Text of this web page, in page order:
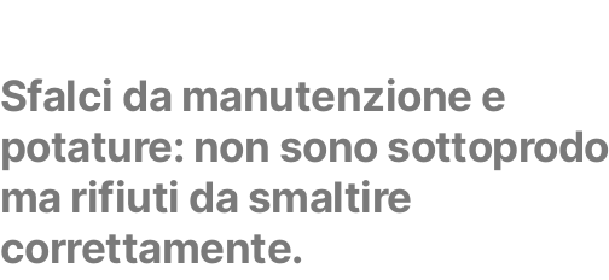
Sfalci da manutenzione e
potature: non sono
ma rifiuti da smaltire
correttamente.